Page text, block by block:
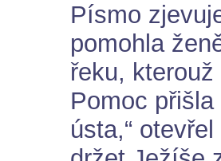
Písmo
pomohla
řeku,
Pomoc
ústa,“